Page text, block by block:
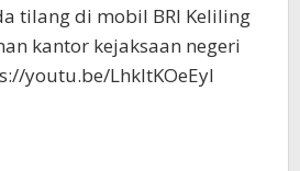
tilang di mobil BRI Keliling
kantor kejaksaan negeri
youtu.be/LhkItKOeEyI